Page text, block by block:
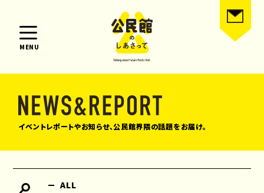
MENU
イベントレポートやお知らせ、公民館界隈の話題をお届け。
ALL